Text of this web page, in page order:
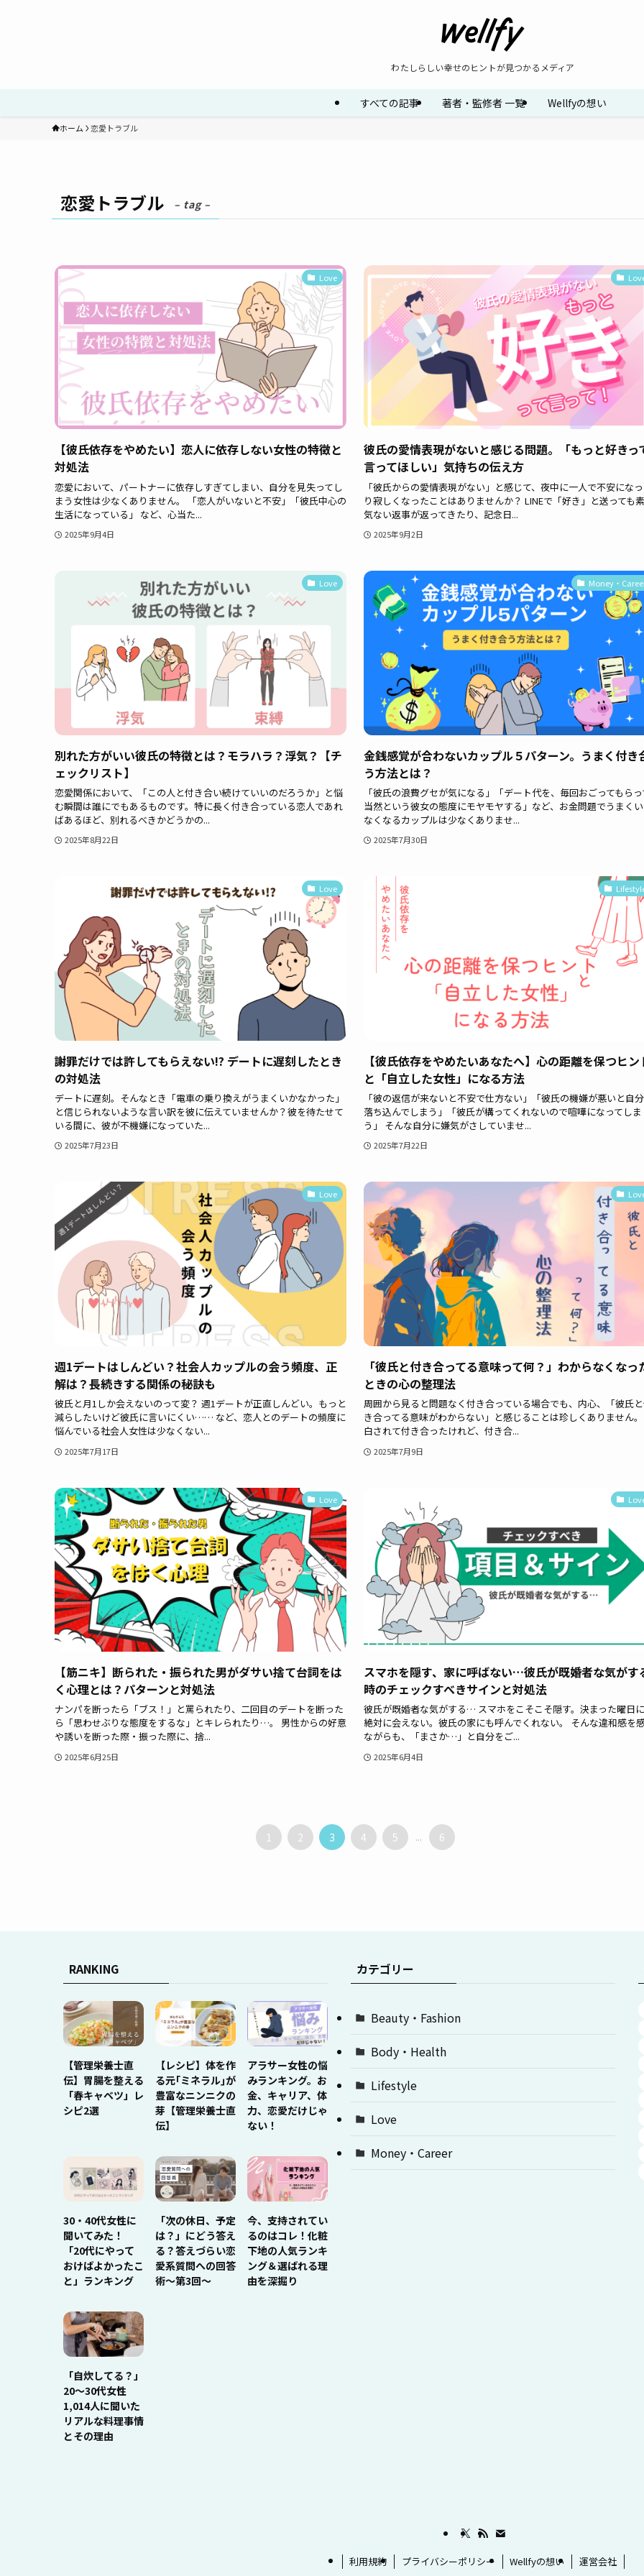
わたしらしい幸せのヒントが見つかるメディア
すべての記事 著者・監修者 一覧 Wellfyの想い
ホーム 恋愛トラブル
恋愛トラブル – tag –
Love
【彼氏依存をやめたい】恋人に依存しない女性の特徴と
対処法
恋愛において、パートナーに依存しすぎてしまい、自分を見失ってし
まう女性は少なくありません。 「恋人がいないと不安」「彼氏中心の
生活になっている」 など、心当た...
2025年9月4日
彼氏の愛情表現がないと感じる問題。「もっと好きっ
言ってほしい」気持ちの伝え方
「彼氏からの愛情表現がない」と感じて、夜中に一人で不安にな
り寂しくなったことはありませんか？ LINEで「好き」と送っても
気ない返事が返ってきたり、記念日...
2025年9月2日
Love
別れた方がいい彼氏の特徴とは？モラハラ？浮気？【チ
ェックリスト】
恋愛関係において、「この人と付き合い続けていいのだろうか」と悩
む瞬間は誰にでもあるものです。特に長く付き合っている恋人であれ
ばあるほど、別れるべきかどうかの...
2025年8月22日
Money・
金銭感覚が合わないカップル５パターン。うまく付き
う方法とは？
「彼氏の浪費グセが気になる」「デート代を、毎回おごってもらっ
当然という彼女の態度にモヤモヤする」など、お金問題でうまく
なくなるカップルは少なくありませ...
2025年7月30日
Love
謝罪だけでは許してもらえない!? デートに遅刻したとき
の対処法
デートに遅刻。そんなとき「電車の乗り換えがうまくいかなかった」
と信じられないような言い訳を彼に伝えていませんか？彼を待たせて
いる間に、彼が不機嫌になっていた...
2025年7月23日
【彼氏依存をやめたいあなたへ】心の距離を保つヒン
と「自立した女性」になる方法
「彼の返信が来ないと不安で仕方ない」「彼氏の機嫌が悪いと自
落ち込んでしまう」「彼氏が構ってくれないので喧嘩になってしま
う」 そんな自分に嫌気がさしていませ...
2025年7月22日
Love
週1デートはしんどい？社会人カップルの会う頻度、正
解は？長続きする関係の秘訣も
彼氏と月1しか会えないのって変？ 週1デートが正直しんどい。もっと
減らしたいけど彼氏に言いにくい…… など、恋人とのデートの頻度に
悩んでいる社会人女性は少なくない...
2025年7月17日
「彼氏と付き合ってる意味って何？」わからなくなっ
ときの心の整理法
周囲から見ると問題なく付き合っている場合でも、内心、「彼氏
き合ってる意味がわからない」と感じることは珍しくありません
白されて付き合ったけれど、付き合...
2025年7月9日
Love
【筋ニキ】断られた・振られた男がダサい捨て台詞をは
く心理とは？パターンと対処法
ナンパを断ったら「ブス！」と罵られたり、二回目のデートを断った
ら「思わせぶりな態度をするな」とキレられたり…。 男性からの好意
や誘いを断った際・振った際に、捨...
2025年6月25日
スマホを隠す、家に呼ばない…彼氏が既婚者な気がす
時のチェックすべきサインと対処法
彼氏が既婚者な気がする… スマホをこそこそ隠す。決まった曜日
絶対に会えない。彼氏の家にも呼んでくれない。 そんな違和感を
ながらも、「まさか…」と自分をご...
2025年6月4日
1 2 3 4 5 ... 6
RANKING
【管理栄養士直
伝】胃腸を整える
「春キャベツ」レ
シピ2選
【レシピ】体を作
る元｢ミネラル｣が
豊富なニンニクの
芽【管理栄養士直
伝】
アラサー女性の悩
みランキング。お
金、キャリア、体
力、恋愛だけじゃ
ない！
30・40代女性に
聞いてみた！
「20代にやって
おけばよかったこ
と」ランキング
「次の休日、予定
は？」にどう答え
る？答えづらい恋
愛系質問への回答
術～第3回～
今、支持されてい
るのはコレ！化粧
下地の人気ランキ
ング＆選ばれる理
由を深掘り
「自炊してる？」
20〜30代女性
1,014人に聞いた
リアルな料理事情
とその理由
カテゴリー
Beauty・Fashion
Body・Health
Lifestyle
Love
Money・Career
利用規約 プライバシーポリシー Wellfyの想い 運営会社